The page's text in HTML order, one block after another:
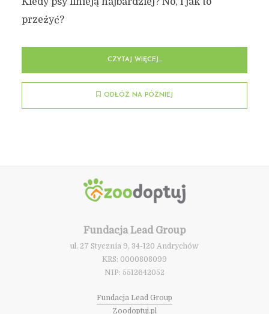
przeżyć?
CZYTAJ WIĘCEJ...
ODŁÓŻ NA PÓŹNIEJ
Fundacja Lead Group
ul. 27 Stycznia 9, 34-120 Andrychów
KRS: 0000808099
NIP: 5512642052
Fundacja Lead Group
Zoodoptuj.pl